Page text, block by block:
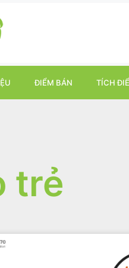
ĐIỂM BÁN TÍCH
trẻ